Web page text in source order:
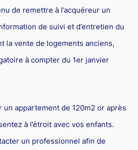
et du dommage corporel
de remettre à l’acquéreur un
de suivi et d’entretien du
la vente de logements anciens,
à compter du 1er janvier
un appartement de 120m2 or après
à l’étroit avec vos enfants.
un professionnel afin de